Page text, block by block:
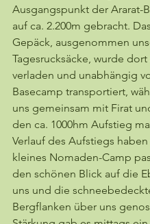
Ausgangspunkt der Ararat-
auf ca. 2.200m gebracht.
Gepäck, ausgenommen
Tagesrucksäcke, wurde
verladen und unabhängig
Basecamp transportiert,
uns gemeinsam mit Firat
den ca. 1000hm Aufstieg
Verlauf des Aufstiegs
kleines Nomaden-Camp
den schönen Blick auf die
uns und die
Bergflanken über uns